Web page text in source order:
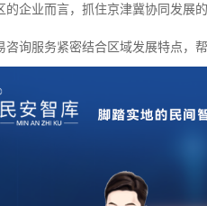
的企业而言，抓住京津冀协同发展
咨询服务紧密结合区域发展特点，